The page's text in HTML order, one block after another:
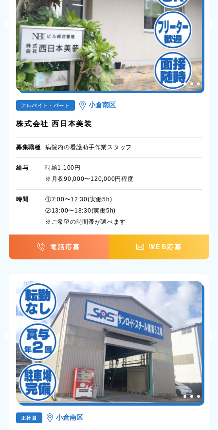
アルバイト・パート 小倉南区
株式会社 西日本美装
募集職種 病院内の看護助手作業スタッフ
給与
時給1,100円
※月収90,000〜120,000円程度
時間
①7:00〜12:30(実働5h)
②13:00〜18:30(実働5h)
※ご希望の時間帯が選べます
電話応募 WEB応募
正社員 小倉南区